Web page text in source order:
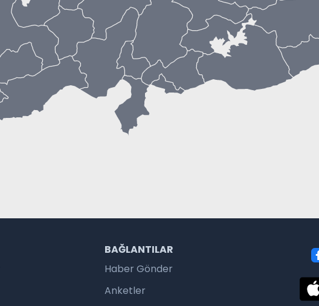
BAĞLANTILAR
Haber Gönder
Anketler